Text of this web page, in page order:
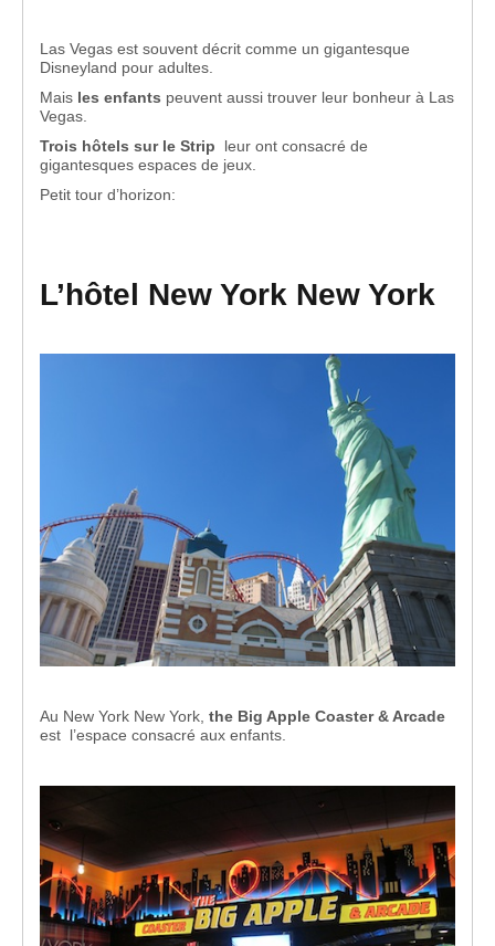
Las Vegas est souvent décrit comme un gigantesque
Disneyland pour adultes.
Mais les enfants peuvent aussi trouver leur bonheur à Las
Vegas.
Trois hôtels sur le Strip leur ont consacré de
gigantesques espaces de jeux.
Petit tour d’horizon:
L’hôtel New York New York
Au New York New York, the Big Apple Coaster & Arcade
est l’espace consacré aux enfants.